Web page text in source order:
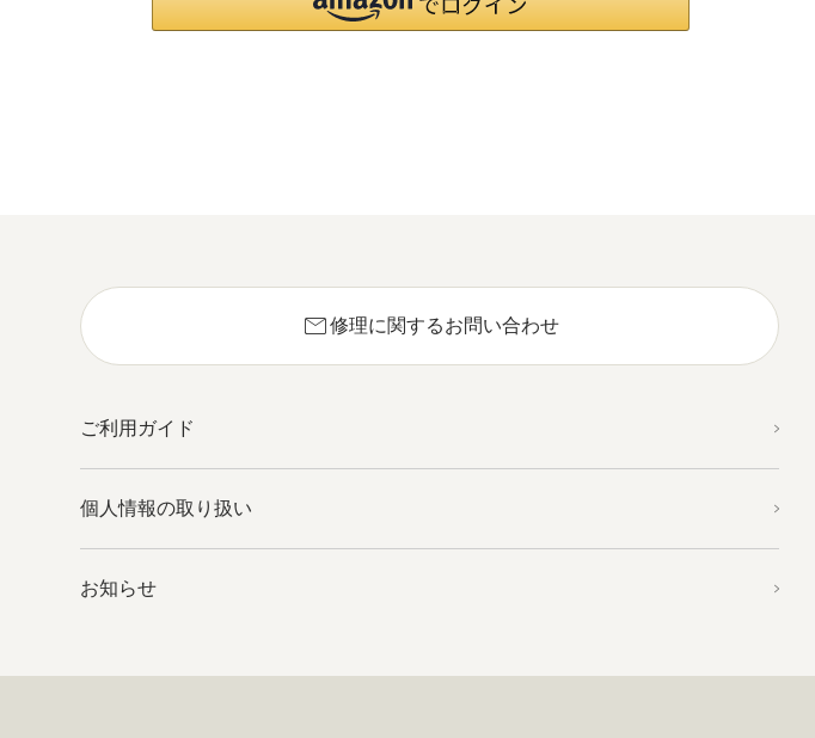
mail修理に関するお問い合わせ
ご利用ガイド
個人情報の取り扱い
お知らせ